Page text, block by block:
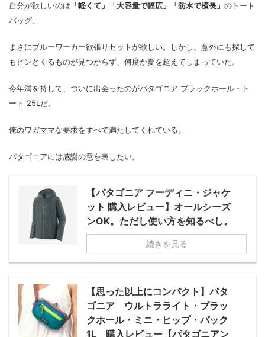
自分が欲しいのは 「軽くて」「大容量で幅広」「防水で横長」 のトート
バッグ。
まさにブルーワーカー欲張りセットが欲しい。しかし、意外にも探して
もピンとくるものが見つからず、何度か夏を超えてしまっていた。
今年満を持して、ついに出会ったのがパタゴニア ブラックホール・ト
ート 25Lだ。
俺のワガママな要求をすべて満たしてくれている。
パタゴニアには感謝の意を表したい。
【パタゴニア フーディニ・ジャケ
ット 購入レビュー】オールシーズ
ンOK。ただし使い方を知るべし。
続きを見る
【思った以上にコンパクト】パタ
ゴニア ウルトラライト・ブラッ
クホール・ミニ・ヒップ・パック
1L 購入レビュー【パタゴニアン